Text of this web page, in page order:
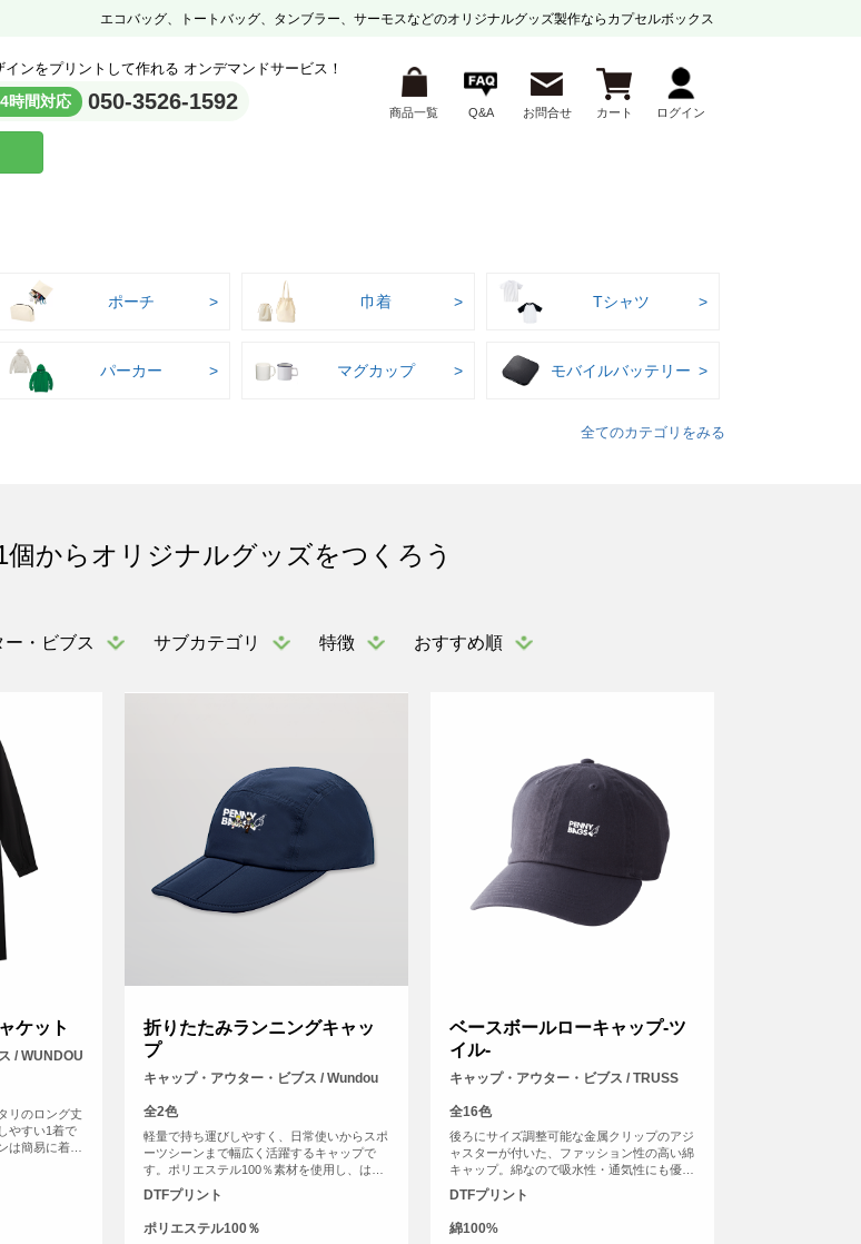
エコバッグ、トートバッグ、タンブラー、サーモスなどのオリジナルグッズ製作ならカプセルボックス
ンをプリントして作れる オンデマンドサービス！
時間対応 050-3526-1592 商品一覧 Q&A お問合せ カート ログイン
ポーチ 巾着 Tシャツ
パーカー マグカップ モバイルバッテリー
全てのカテゴリをみる
からオリジナルグッズをつくろう
・ビブス サブカテゴリ 特徴 おすすめ順
ケット
/ WUNDOU
リのロング丈
やすい1着で
は簡易に着脱
。
折りたたみランニングキャッ
プ
キャップ・アウター・ビブス / Wundou
全2色
軽量で持ち運びしやすく、日常使いからスポ
ーツシーンまで幅広く活躍するキャップで
す。ポリエステル100％素材を使用し、はっ
水性があるため急な小雨や汗にも対応。ユニ
セックス仕様で、後部のマジックテープによ
りサイズ調整がしやすく、快適に着用できま
す。チームウェアやイベント用にもおすすめ
DTFプリント
ポリエステル100％
ベースボールローキャップ-ツ
イル-
キャップ・アウター・ビブス / TRUSS
全16色
後ろにサイズ調整可能な金属クリップのアジ
ャスターが付いた、ファッション性の高い綿
キャップ。綿なので吸水性・通気性にも優
れ、オールシーズン使いやすいアイテムで
す。
DTFプリント
綿100%